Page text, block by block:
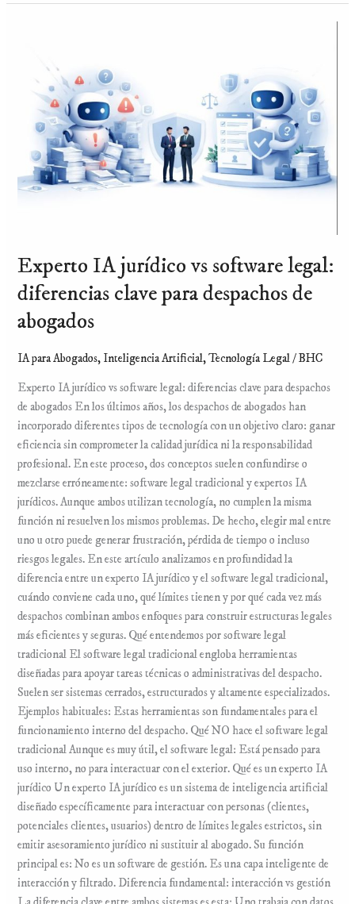
Experto IA jurídico vs software legal:
diferencias clave para despachos de
abogados
IA para Abogados, Inteligencia Artificial,Tecnología Legal/BHC
Experto IA jurídico vs software legal: diferencias clave para despachos
de abogados En los últimos años, los despachos de abogados han
incorporado diferentes tipos de tecnología con un objetivo claro: ganar
eficiencia sin comprometer la calidad jurídica ni la responsabilidad
profesional. En este proceso, dos conceptos suelen confundirse o
mezclarse erróneamente: software legal tradicional y expertos IA
jurídicos. Aunque ambos utilizan tecnología, no cumplen la misma
función ni resuelven los mismos problemas. De hecho, elegir mal entre
uno u otro puede generar frustración, pérdida de tiempo o incluso
riesgos legales. En este artículo analizamos en profundidad la
diferencia entre un experto IA jurídico y el software legal tradicional,
cuándo conviene cada uno, qué límites tienen y por qué cada vez más
despachos combinan ambos enfoques para construir estructuras legales
más eficientes y seguras. Qué entendemos por software legal
tradicional El software legal tradicional engloba herramientas
diseñadas para apoyar tareas técnicas o administrativas del despacho.
Suelen ser sistemas cerrados, estructurados y altamente especializados.
Ejemplos habituales: Estas herramientas son fundamentales para el
funcionamiento interno del despacho. Qué NO hace el software legal
tradicional Aunque es muy útil, el software legal: Está pensado para
uso interno, no para interactuar con el exterior. Qué es un experto IA
jurídico Un experto IA jurídico es un sistema de inteligencia artificial
diseñado específicamente para interactuar con personas (clientes,
potenciales clientes, usuarios) dentro de límites legales estrictos, sin
emitir asesoramiento jurídico ni sustituir al abogado. Su función
principal es: No es un software de gestión. Es una capa inteligente de
interacción y filtrado. Diferencia fundamental: interacción vs gestión
jurídico
software
legal:
diferencias
clave
para